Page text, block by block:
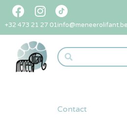
+32 473 21 27 01info@meneerolifant.be
Contact